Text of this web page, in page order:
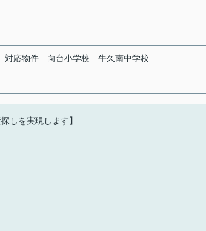
対応物件 向台小学校 牛久南中学校
しを実現します】